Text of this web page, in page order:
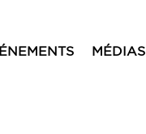
MÉDIAS